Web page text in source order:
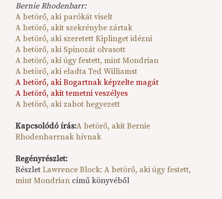
Bernie Rhodenbarr:
A betörő, aki parókát viselt
A betörő, akit szekrénybe zártak
A betörő, aki szeretett Kiplinget idézni
A betörő, aki Spinozát olvasott
A betörő, aki úgy festett, mint Mondrian
A betörő, aki eladta Ted Williamst
A betörő, aki Bogartnak képzelte magát
A betörő, akit temetni veszélyes
A betörő, aki zabot hegyezett
Kapcsolódó írás:A betörő, akit Bernie
Rhodenbarrnak hívnak
Regényrészlet:
RészletLawrence Block: A betörő, aki úgy festett,
mint Mondrian című könyvéből